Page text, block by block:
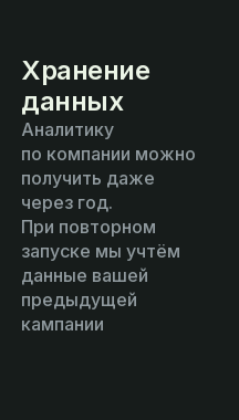
Хранение
данных
Аналитику
по компании можно
получить даже
через год.
При повторном
запуске мы учтём
данные вашей
предыдущей
кампании